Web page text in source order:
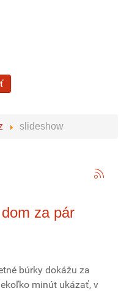
slideshow
za pár
búrky dokážu za
minút ukázať, v